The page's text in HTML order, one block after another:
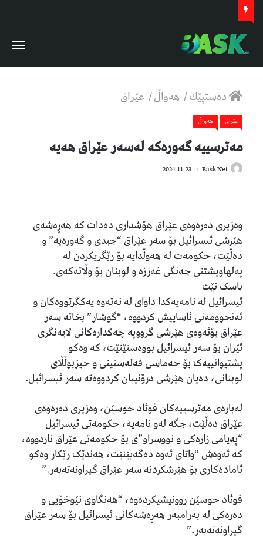
دەستپێك/ هەواڵ/ عێراق
عێراق هەواڵ
مەترسییە گەورەکە لەسەر عێراق هەیە
Bask Net
2024-11-23
وەزیری دەرەوەی عێراق هۆشداری دەدات کە هەڕەشەی
هێرشی ئیسرائیل بۆ سەر عێراق “جیدی و گەورەیە” و
دەڵێت، حکومەت لە هەوڵدایە بۆ رێگریکردن لە
پەلهاویشتنی جەنگی غەززە و لوبنان بۆ وڵاتەکەی.
باسک نێت
ئیسرائیل لە نامەیەکدا داوای لە نەتەوە یەکگرتووەکان و
ئەنجوومەنی ئاساییش کردووە، “گوشار” بخاتە سەر
عێراق بۆئەوەی هێرشی گرووپە چەکدارەکانی لایەنگری
ئێران بۆ سەر ئیسرائیل بووەستێنێت، کە وەکو
پشتیوانییەک بۆ حەماسی فەلەستینی و حیزبوڵڵای
لوبنانی، دەیان هێرشی درۆنییان کردووەتە سەر ئیسرائیل.
لەبارەی مەترسییەکان فوئاد حوسێن، وەزیری دەرەوەی
عێراق دەڵێت، جگە لەو نامەیە، حکومەتی ئیسرائیل
“پەیامی زارەکی و نووسراو”ی بۆ حکومەتی عێراق ناردووە،
کە ئەوەش “واتای ئەوە دەگەیێنێت، هەندێک رێکار وەکو
ئامادەکاری بۆ هێرشکردنە سەر عێراق گیراونەتەبەر.”
فوئاد حوسێن روونیشیکردەوە، “هەنگاوی نێوخۆیی و
دەرەکی لە بەرامبەر هەڕەشەکانی ئیسرائیل بۆ سەر عێراق
گیراونەتەبەر.”